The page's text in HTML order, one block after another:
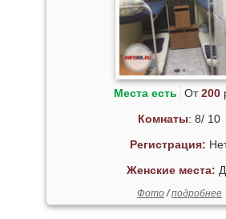
Места есть От200
Комнаты: 8/ 10
Регистрация:
Женские места:
Фото/подробнее